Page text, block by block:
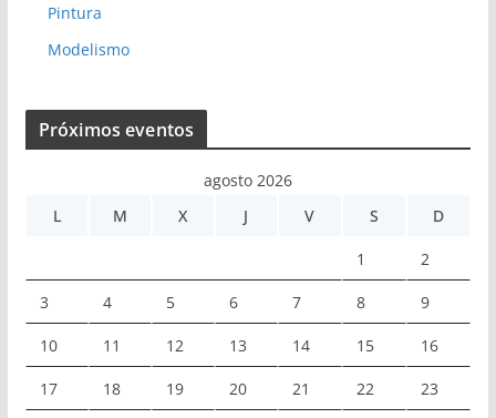
Pintura
Modelismo
Próximos eventos
agosto 2026
L
M X J V S D
1 2
3 4 5 6 7 8 9
10 11 12 13 14 15 16
17 18 19 20 21 22 23